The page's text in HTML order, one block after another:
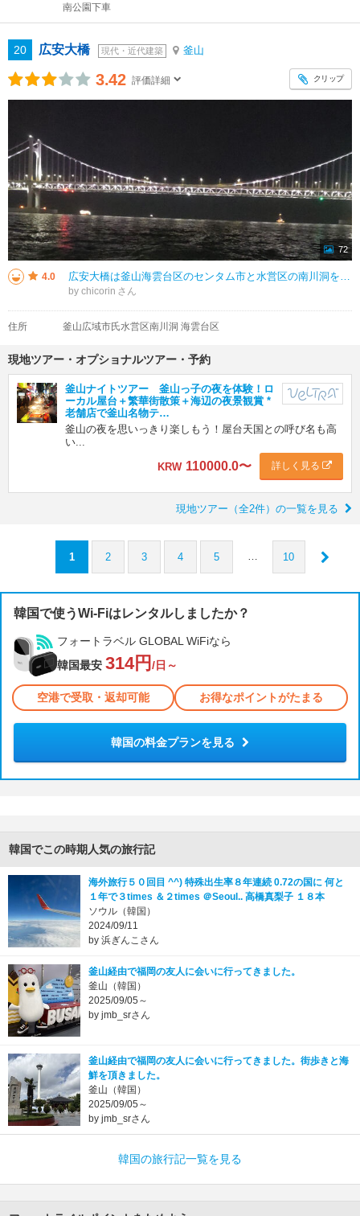
南公園下車
20 広安大橋 現代・近代建築 釜山
3.42 評価詳細 クリップ
72
4.0 広安大橋は釜山海雲台区のセンタム市と水営区の南川洞を結ぶ吊り橋です。 釜山市のランドマークの一つであり、釜山の人気観光スポットです。 橋は上下に分かれていて、２重になっています。 また、上下の車両は一方通行です。
by chicorin
住所 釜山広域市氏水営区南川洞 海雲台区
現地ツアー・オプショナルツアー・予約
釜山ナイトツアー 釜山っ子の夜を体験！ロ
ーカル屋台＋繁華街散策＋海辺の夜景観賞 *
老舗店で釜山名物テ…
釜山の夜を思いっきり楽しもう！屋台天国との呼び名も高
い...
KRW 110000.0〜 詳しく見る
現地ツアー（全2件）の一覧を見る
1 2 3 4 5 … 10
韓国で使うWi-Fiはレンタルしましたか？
フォートラベル GLOBAL WiFiなら
韓国最安 314円 /日～
空港で受取・返却可能 お得なポイントがたまる
韓国の料金プランを見る
韓国でこの時期人気の旅行記
海外旅行５０回目 ^^) 特殊出生率８年連続 0.72の国に 何と
１年で３times ＆２times ＠Seoul.. 高橋真梨子 １８本
ソウル（韓国）
2024/09/11
by 浜ぎんこさん
釜山経由で福岡の友人に会いに行ってきました。
釜山（韓国）
2025/09/05～
by jmb_srさん
釜山経由で福岡の友人に会いに行ってきました。街歩きと海
鮮を頂きました。
釜山（韓国）
2025/09/05～
by jmb_srさん
韓国の旅行記一覧を見る